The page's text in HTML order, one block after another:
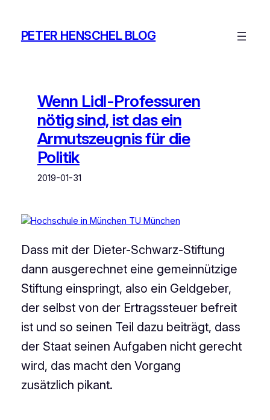
springen
PETER HENSCHEL BLOG
Wenn Lidl-Professuren
nötig sind, ist das ein
Armutszeugnis für die
Politik
2019-01-31
Dass mit der Dieter-Schwarz-Stiftung
dann ausgerechnet eine gemeinnützige
Stiftung einspringt, also ein Geldgeber,
der selbst von der Ertragssteuer befreit
ist und so seinen Teil dazu beiträgt, dass
der Staat seinen Aufgaben nicht gerecht
wird, das macht den Vorgang
zusätzlich pikant.